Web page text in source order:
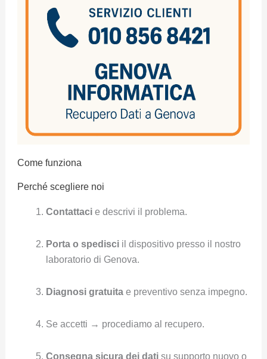
Come funziona
Perché scegliere noi
Contattacie descrivi il problema.
Porta o spedisciil dispositivo presso il nostro
laboratorio di Genova.
Diagnosi gratuitae preventivo senza impegno.
Se accetti → procediamo al recupero.
Consegna sicura dei datisu supporto nuovo o